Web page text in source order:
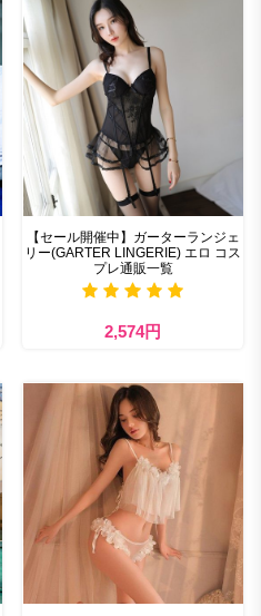
【セール開催中】ガーターランジェ
リー(GARTER LINGERIE) エロ コス
プレ通販一覧
2,574円